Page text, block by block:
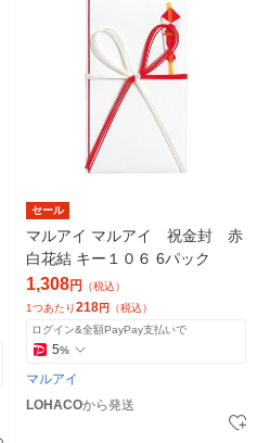
セール
マルアイ マルアイ 祝金封 赤
白花結 キー１０６ 6パック
1,308円
（税込）
1つあたり218円 （税込）
ログイン&全額PayPay支払いで
5%
マルアイ
LOHACOから発送